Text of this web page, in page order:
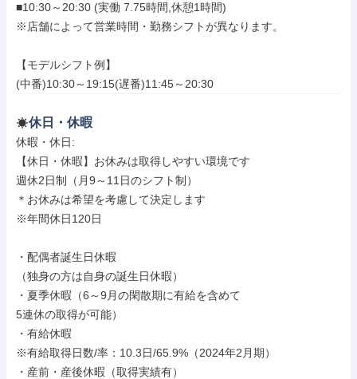
■10:30～20:30 (実働 7.75時間,休憩1時間)
※店舗によって営業時間・勤務シフトが異なります。
【モデルシフト例】
(中番)10:30～19:15(遅番)11:45～20:30
休日・休暇
休暇・休日:
【休日・休暇】お休みは取得しやすい環境です
週休2日制（月9～11日のシフト制）
＊お休みは希望を考慮して決定します
※年間休日120日
・配偶者誕生日休暇
（独身の方は自身の誕生日休暇）
・夏季休暇（6～9月の閑散期に有給を含めて
5連休の取得が可能）
・有給休暇
※有給取得日数/率：10.3日/65.9%（2024年2月期）
・産前・産後休暇（取得実績有）